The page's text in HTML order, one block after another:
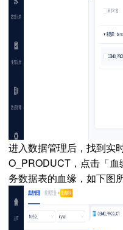
进入数据管理后，找到实
O_PRODUCT，点击「血
务数据表的血缘，如下图